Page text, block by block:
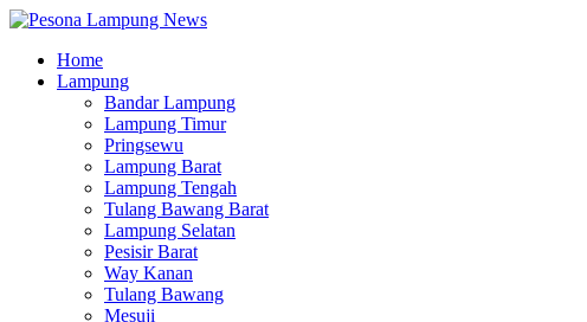
Home
Lampung
Bandar Lampung
Lampung Timur
Pringsewu
Lampung Barat
Lampung Tengah
Tulang Bawang Barat
Lampung Selatan
Pesisir Barat
Way Kanan
Tulang Bawang
Mesuji